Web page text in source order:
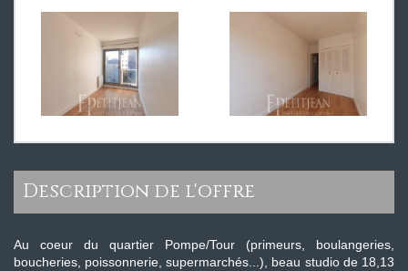
description de l'offre
Au coeur du quartier Pompe/Tour (primeurs, boulangeries,
boucheries, poissonnerie, supermarchés...), beau studio de 18,13